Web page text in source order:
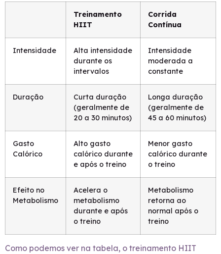
Treinamento
HIIT
Corrida
Contínua
Intensidade
Alta intensidade
durante os
intervalos
Intensidade
moderada a
constante
Duração
Curta duração
(geralmente de
20 a 30 minutos)
Longa duração
(geralmente de
45 a 60 minutos)
Gasto
Calórico
Alto gasto
calórico durante
e após o treino
Menor gasto
calórico durante
o treino
Efeito no
Metabolismo
Acelera o
metabolismo
durante e após
o treino
Metabolismo
retorna ao
normal após o
treino
Como podemos ver na tabela, o treinamento HIIT